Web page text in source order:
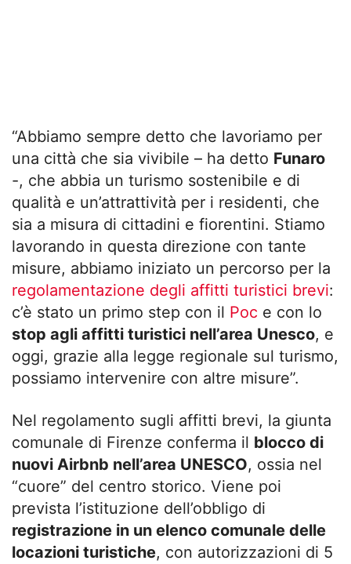
“Abbiamo sempre detto che lavoriamo per
una città che sia vivibile – ha detto Funaro
-, che abbia un turismo sostenibile e di
qualità e un’attrattività per i residenti, che
sia a misura di cittadini e fiorentini. Stiamo
lavorando in questa direzione con tante
misure, abbiamo iniziato un percorso per la
regolamentazione degli affitti turistici brevi:
c’è stato un primo step con il Poc e con lo
stop agli affitti turistici nell’area Unesco, e
oggi, grazie alla legge regionale sul turismo,
possiamo intervenire con altre misure”.
Nel regolamento sugli affitti brevi, la giunta
comunale di Firenze conferma il blocco di
nuovi Airbnb nell’area UNESCO, ossia nel
“cuore” del centro storico. Viene poi
prevista l’istituzione dell’obbligo di
registrazione in un elenco comunale delle
locazioni turistiche, con autorizzazioni di 5